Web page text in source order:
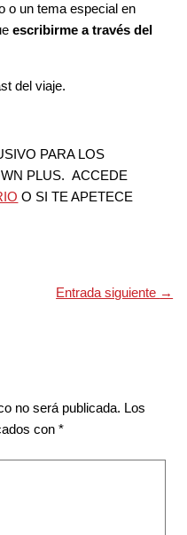
o un tema especial en
escribirme a través del
del viaje.
PARA LOS
PLUS. ACCEDE
O SI TE APETECE
Entrada siguiente →
no será publicada. Los
con*